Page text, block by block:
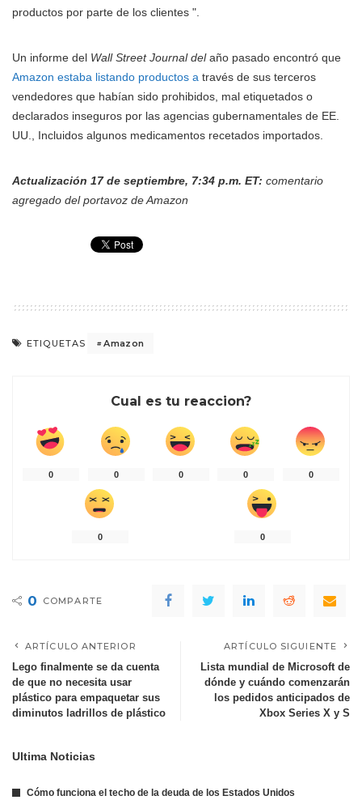
productos por parte de los clientes ".
Un informe del Wall Street Journal delaño pasado encontró que
Amazon estaba listando productos a través de sus terceros
vendedores que habían sido prohibidos, mal etiquetados o
declarados inseguros por las agencias gubernamentales de EE.
UU., Incluidos algunos medicamentos recetados importados.
Actualización 17 de septiembre, 7:34 p.m. ET: comentario
agregado del portavoz de Amazon
ETIQUETAS Amazon
Cual es tu reaccion?
0 0 0 0 0
0 0
0 COMPARTE
ARTÍCULO ANTERIOR
Lego finalmente se da cuenta
de que no necesita usar
plástico para empaquetar sus
diminutos ladrillos de plástico
ARTÍCULO SIGUIENTE
Lista mundial de Microsoft de
dónde y cuándo comenzarán
los pedidos anticipados de
Xbox Series X y S
Ultima Noticias
Cómo funciona el techo de la deuda de los Estados Unidos